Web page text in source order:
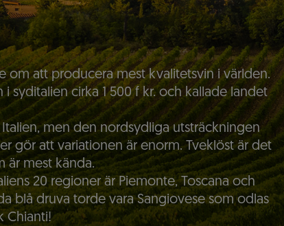
om att producera mest kvalitetsvin i världen.
syditalien cirka 1 500 f kr. och kallade landet
men den nordsydliga utsträckningen
gör att variationen är enorm. Tveklöst är det
är mest kända.
20 regioner är Piemonte, Toscana och
blå druva torde vara Sangiovese som odlas
Chianti!